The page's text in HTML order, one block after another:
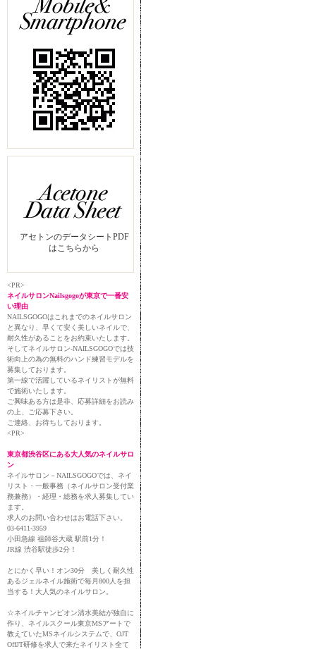
アセトンのデータシートPDF
はこちらから
<PR>
ネイルサロンNailsgogoが東京で一番安
い理由
NAILSGOGOはこれまでのネイルサロン
と異なり、早くて安く美しいネイルで、
耐久性があることをお約束いたします。
そしてネイルサロン-NAILSGOGOでは技
術向上の為の無料のハンド練習モデルを
募集しております。
第一線で活躍しているネイリストが無料
で施術いたします。
ご興味ある方は是非、応募詳細をお読み
の上、ご応募下さい。
ご連絡、お待ちしております。
<PR>
東京都渋谷区にある大人気のネイルサロ
ン
ネイルサロン－NAILSGOGOでは、ネイ
リスト・一般事務（ネイルサロン受付業
務兼務）・経理・総務を求人募集してい
ます。
求人のお問い合わせはお電話下さい。
03-6411-3959
小田急線 祖師谷大蔵 駅前1分！
JR線 渋谷駅徒歩2分！
とにかく早い！オン30分 美しく耐久性
あるジェルネイル施術で毎月800人を担
当する！大人気のネイルサロン。
☆ネイルチャンピオン清水美結が独自に
作り、ネイルスクール東京MSアートで
教えていたMSネイルシステムで、OJT
OffJT研修を求人で来たネイリスト全て